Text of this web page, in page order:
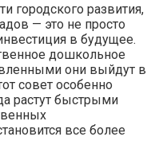
городского развития,
— это не просто
в будущее.
дошкольное
они выйдут в
совет особенно
растут быстрыми
все более